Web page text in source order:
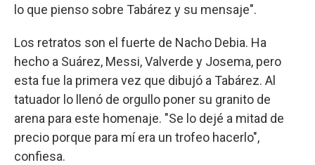
lo que pienso sobre Tabárez y su mensaje".
Los retratos son el fuerte de Nacho Debia. Ha
hecho a Suárez, Messi, Valverde y Josema, pero
esta fue la primera vez que dibujó a Tabárez. Al
tatuador lo llenó de orgullo poner su granito de
arena para este homenaje. "Se lo dejé a mitad de
precio porque para mí era un trofeo hacerlo",
confiesa.